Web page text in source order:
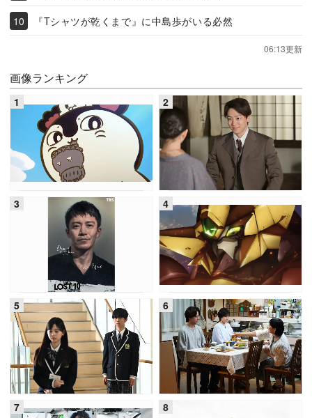
『Tシャツが乾くまで』に中島歩がいる必然
06:13更新
画像ランキング